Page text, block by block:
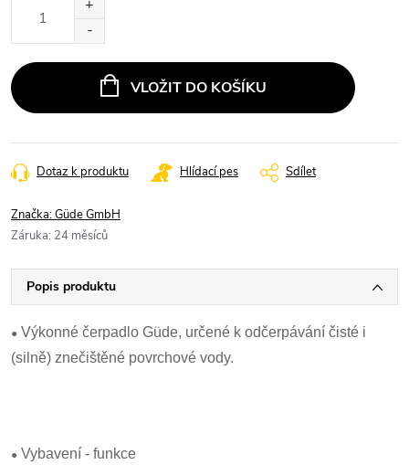
VLOŽIT DO KOŠÍKU
Dotaz k produktu Hlídací pes Sdílet
Značka:Güde GmbH
Záruka: 24 měsíců
Popis produktu
• Výkonné čerpadlo Güde, určené k odčerpávání čisté i
(silně) znečištěné povrchové vody.
• Vybavení - funkce